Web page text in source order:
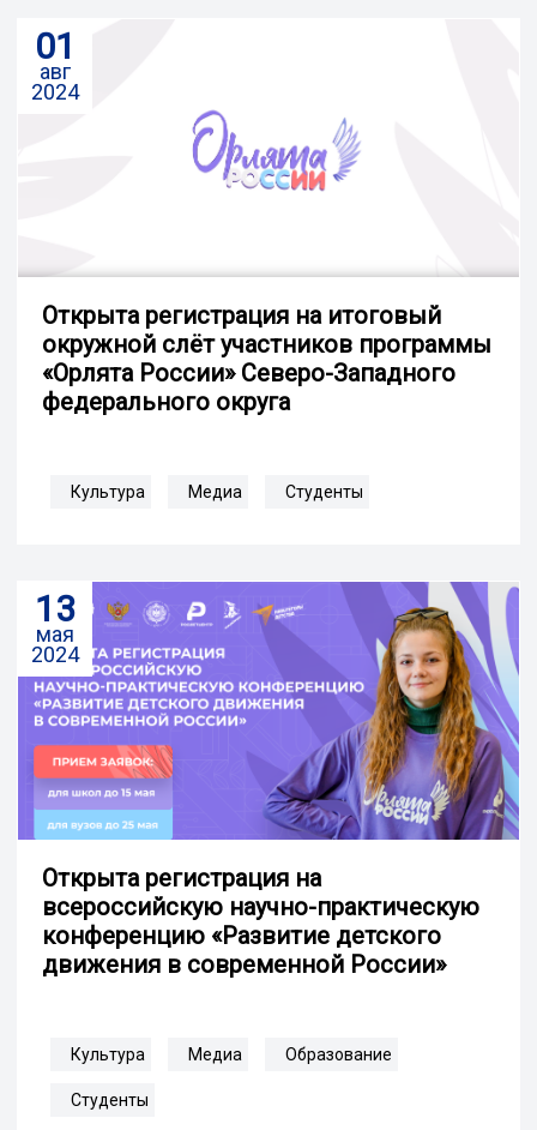
01
авг
2024
Открыта регистрация на итоговый
окружной слёт участников программы
«Орлята России» Северо-Западного
федерального округа
Культура Медиа Студенты
13
мая
2024
Открыта регистрация на
всероссийскую научно-практическую
конференцию «Развитие детского
движения в современной России»
Культура Медиа Образование
Студенты